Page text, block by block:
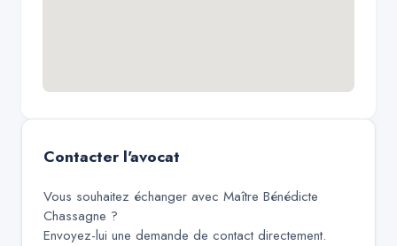
Contacter l'avocat
Vous souhaitez échanger avec Maître Bénédicte
Chassagne ?
Envoyez-lui une demande de contact directement.